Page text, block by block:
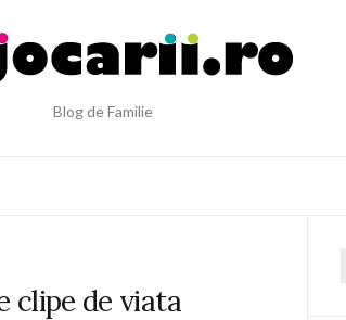
Blog de Familie
clipe de viata